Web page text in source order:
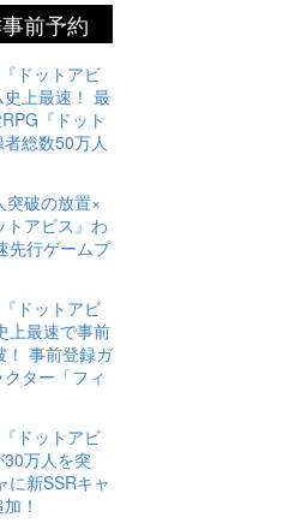
前予約
ドットアビ
上最速！ 最
『ドット
総数50万人
突破の放置×
トアビス』わ
先行ゲームプ
ドットアビ
上最速で事前
！ 事前登録ガ
ター「フィ
ドットアビ
万人を突
に新SSRキャ
！